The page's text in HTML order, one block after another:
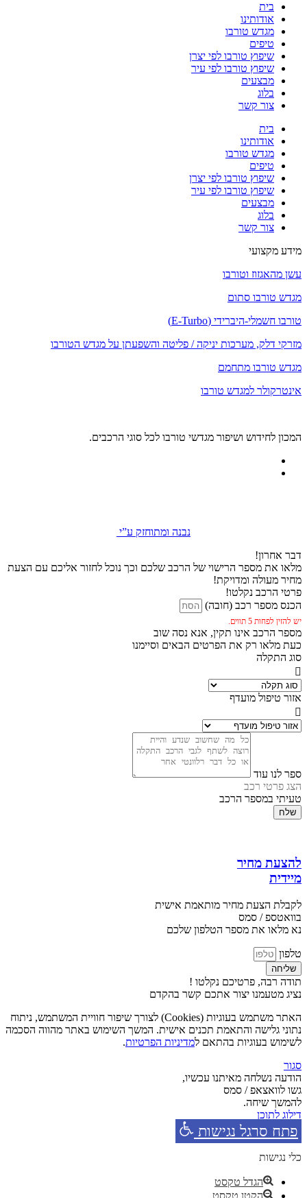
בית
אודותינו
מגדש טורבו
טיפים
שיפוץ טורבו לפי יצרן
שיפוץ טורבו לפי עיר
מבצעים
בלוג
צור קשר
בית
אודותינו
מגדש טורבו
טיפים
שיפוץ טורבו לפי יצרן
שיפוץ טורבו לפי עיר
מבצעים
בלוג
צור קשר
מידע מקצועי
עשן מהאגזוז וטורבו
מגדש טורבו סתום
טורבו חשמלי-היברידי (E-Turbo)
מזרקי דלק, מערכות יניקה / פליטה והשפעתן על מגדש הטורבו
מגדש טורבו מתחמם
אינטרקולר למגדש טורבו
המכון לחידוש ושיפור מגדשי טורבו לכל סוגי הרכבים.
נבנה ומתוחזק ע”י
דבר אחרון!
מלאו את מספר הרישוי של הרכב שלכם וכך נוכל לחזור אליכם עם הצעת
מחיר מעולה ומדויקת!
פרטי הרכב נקלטו!
הכנס מספר רכב (חובה)
יש להזין לפחות 5 תווים.
מספר הרכב אינו תקין, אנא נסה שוב
כעת מלאו רק את הפרטים הבאים וסיימנו
סוג התקלה
אזור טיפול מועדף
ספר לנו עוד
הצג פרטי רכב
טעיתי במספר הרכב
שלח
להצעת מחיר
מיידית
לקבלת הצעת מחיר מותאמת אישית
בוואטספ / סמס
נא מלאו את מספר הטלפון שלכם
טלפון
שליחה
תודה רבה, פרטיכם נקלטו !
נציג מטעמנו יצור אתכם קשר בהקדם
האתר משתמש בעוגיות (Cookies) לצורך שיפור חוויית המשתמש, ניתוח
נתוני גלישה והתאמת תכנים אישית. המשך השימוש באתר מהווה הסכמה
לשימוש בעוגיות בהתאם למדיניות הפרטיות.
סגור
הודעה נשלחה מאיתנו עכשיו,
גשו לוואצאפ / סמס
להמשך שיחה.
דילוג לתוכן
פתח סרגל נגישות
כלי נגישות
הגדל טקסט
הקטן טקסט